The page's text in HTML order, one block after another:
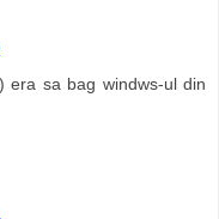
era sa bag windws-ul din